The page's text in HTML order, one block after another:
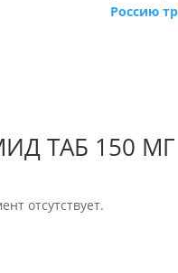
Россию
ТАБ 150
отсутствует.